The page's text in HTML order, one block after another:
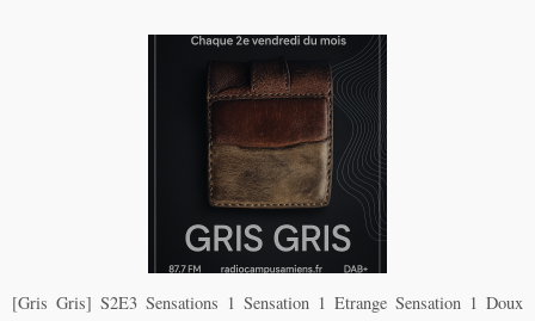
[Gris Gris] S2E3 Sensations 1 Sensation 1 Etrange Sensation 1 Doux